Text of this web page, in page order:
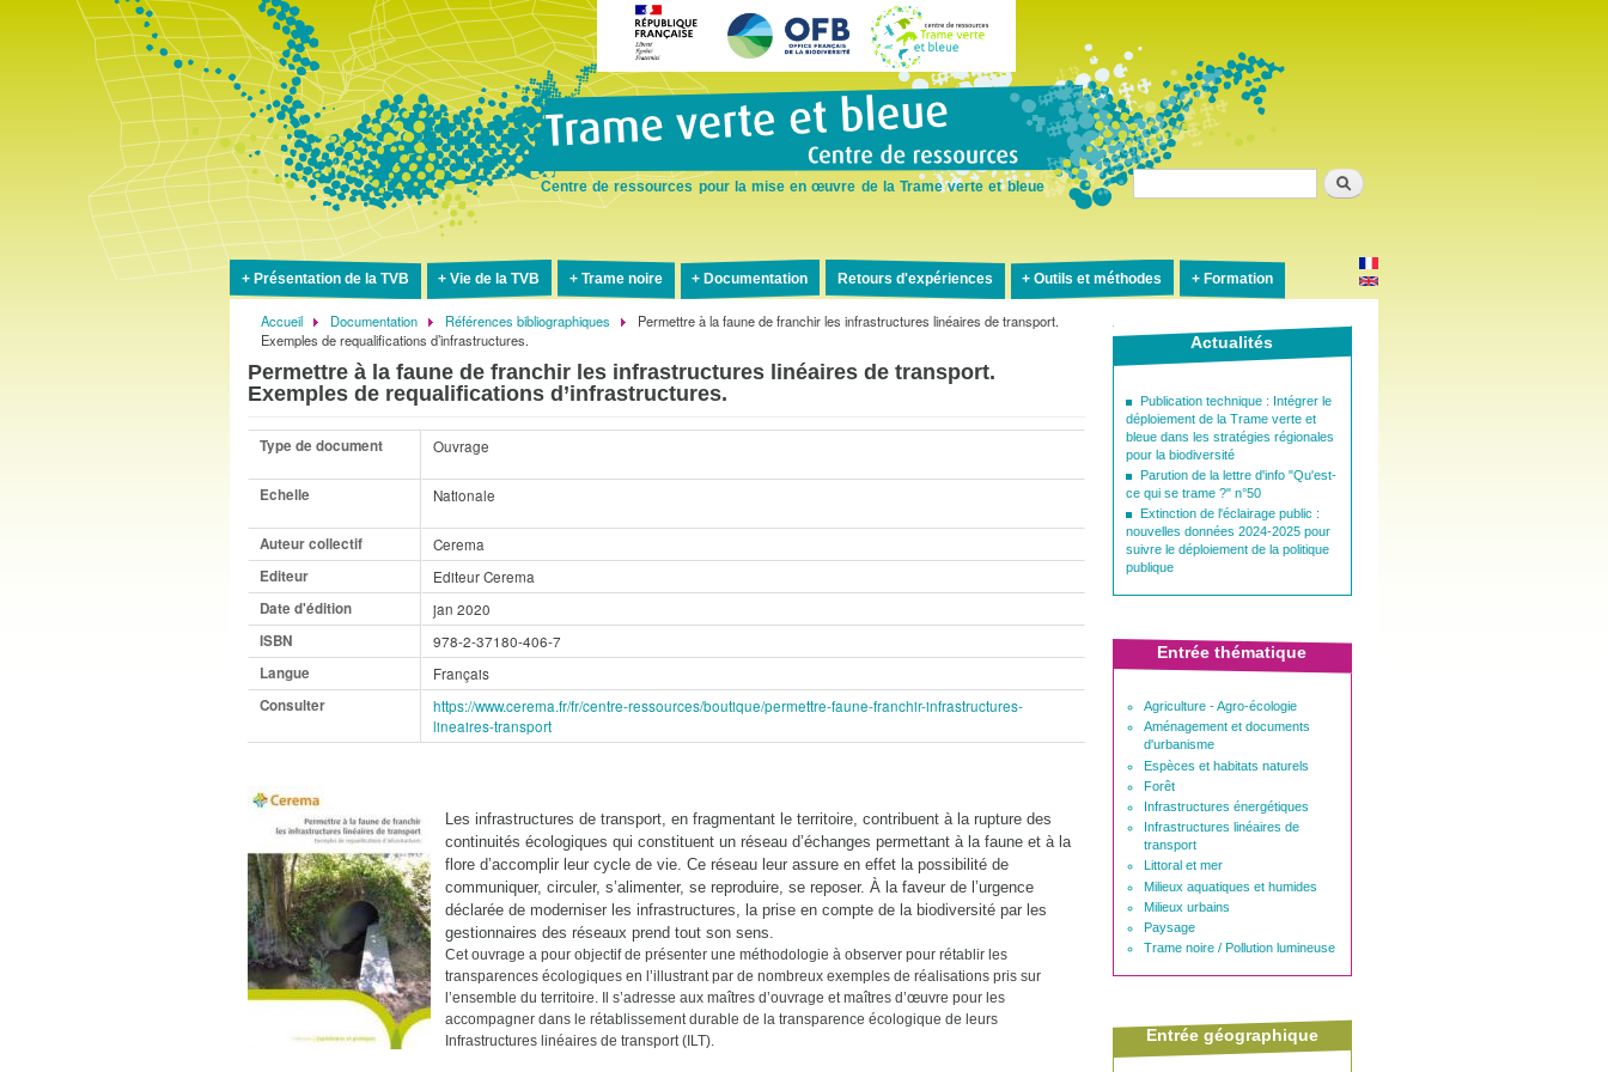
au
contenu
Centre de ressources pour la mise en œuvre de la Trame verte et bleue
Présentation de la TVB Vie de la TVB Trame noire Documentation Retours d'expériences Outils et méthodes Formation
Fil
d'Ariane
Accueil Documentation Références bibliographiques
Permettre à la faune de franchir les infrastructures linéaires de transport.
Exemples de requalifications d’infrastructures.
Permettre à la faune de franchir les infrastructures linéaires de transport.
Exemples de requalifications d’infrastructures.
Type de document Ouvrage
Echelle Nationale
Auteur collectif
Cerema
Editeur
Editeur Cerema
Date d'édition
jan 2020
ISBN
978-2-37180-406-7
Langue
Français
Consulter
https://www.cerema.fr/fr/centre-ressources/boutique/permettre-faune-franchir-infrastructures-
lineaires-transport
Les infrastructures de transport, en fragmentant le territoire, contribuent à la rupture des
continuités écologiques qui constituent un réseau d’échanges permettant à la faune et à la
flore d’accomplir leur cycle de vie. Ce réseau leur assure en effet la possibilité de
communiquer, circuler, s’alimenter, se reproduire, se reposer. À la faveur de l’urgence
déclarée de moderniser les infrastructures, la prise en compte de la biodiversité par les
gestionnaires des réseaux prend tout son sens.
Cet ouvrage a pour objectif de présenter une méthodologie à observer pour rétablir les
transparences écologiques en l’illustrant par de nombreux exemples de réalisations pris sur
l’ensemble du territoire. Il s’adresse aux maîtres d’ouvrage et maîtres d’œuvre pour les
accompagner dans le rétablissement durable de la transparence écologique de leurs
Infrastructures linéaires de transport (ILT).
Actualités
Publication technique : Intégrer le
déploiement de la Trame verte et
bleue dans les stratégies régionales
pour la biodiversité
Parution de la lettre d'info "Qu'est-
ce qui se trame ?" n°50
Extinction de l'éclairage public :
nouvelles données 2024-2025 pour
suivre le déploiement de la politique
publique
Entrée thématique
Agriculture - Agro-écologie
Aménagement et documents
d'urbanisme
Espèces et habitats naturels
Forêt
Infrastructures énergétiques
Infrastructures linéaires de
transport
Littoral et mer
Milieux aquatiques et humides
Milieux urbains
Paysage
Trame noire / Pollution lumineuse
Entrée géographique